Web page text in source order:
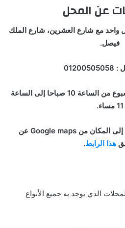
عن المحل
واحد مع شارع العشرين، شارع الملك
فيصل.
أوقات العمل : جميع أيام الأسبوع من الساعة 10 صباحا إلى الساعة
11 مساء.
اللوكيشن : يمكن الوصول إلى المكان من Google maps عن
هذا الرابط.
الذي يوجد به جميع الأنواع